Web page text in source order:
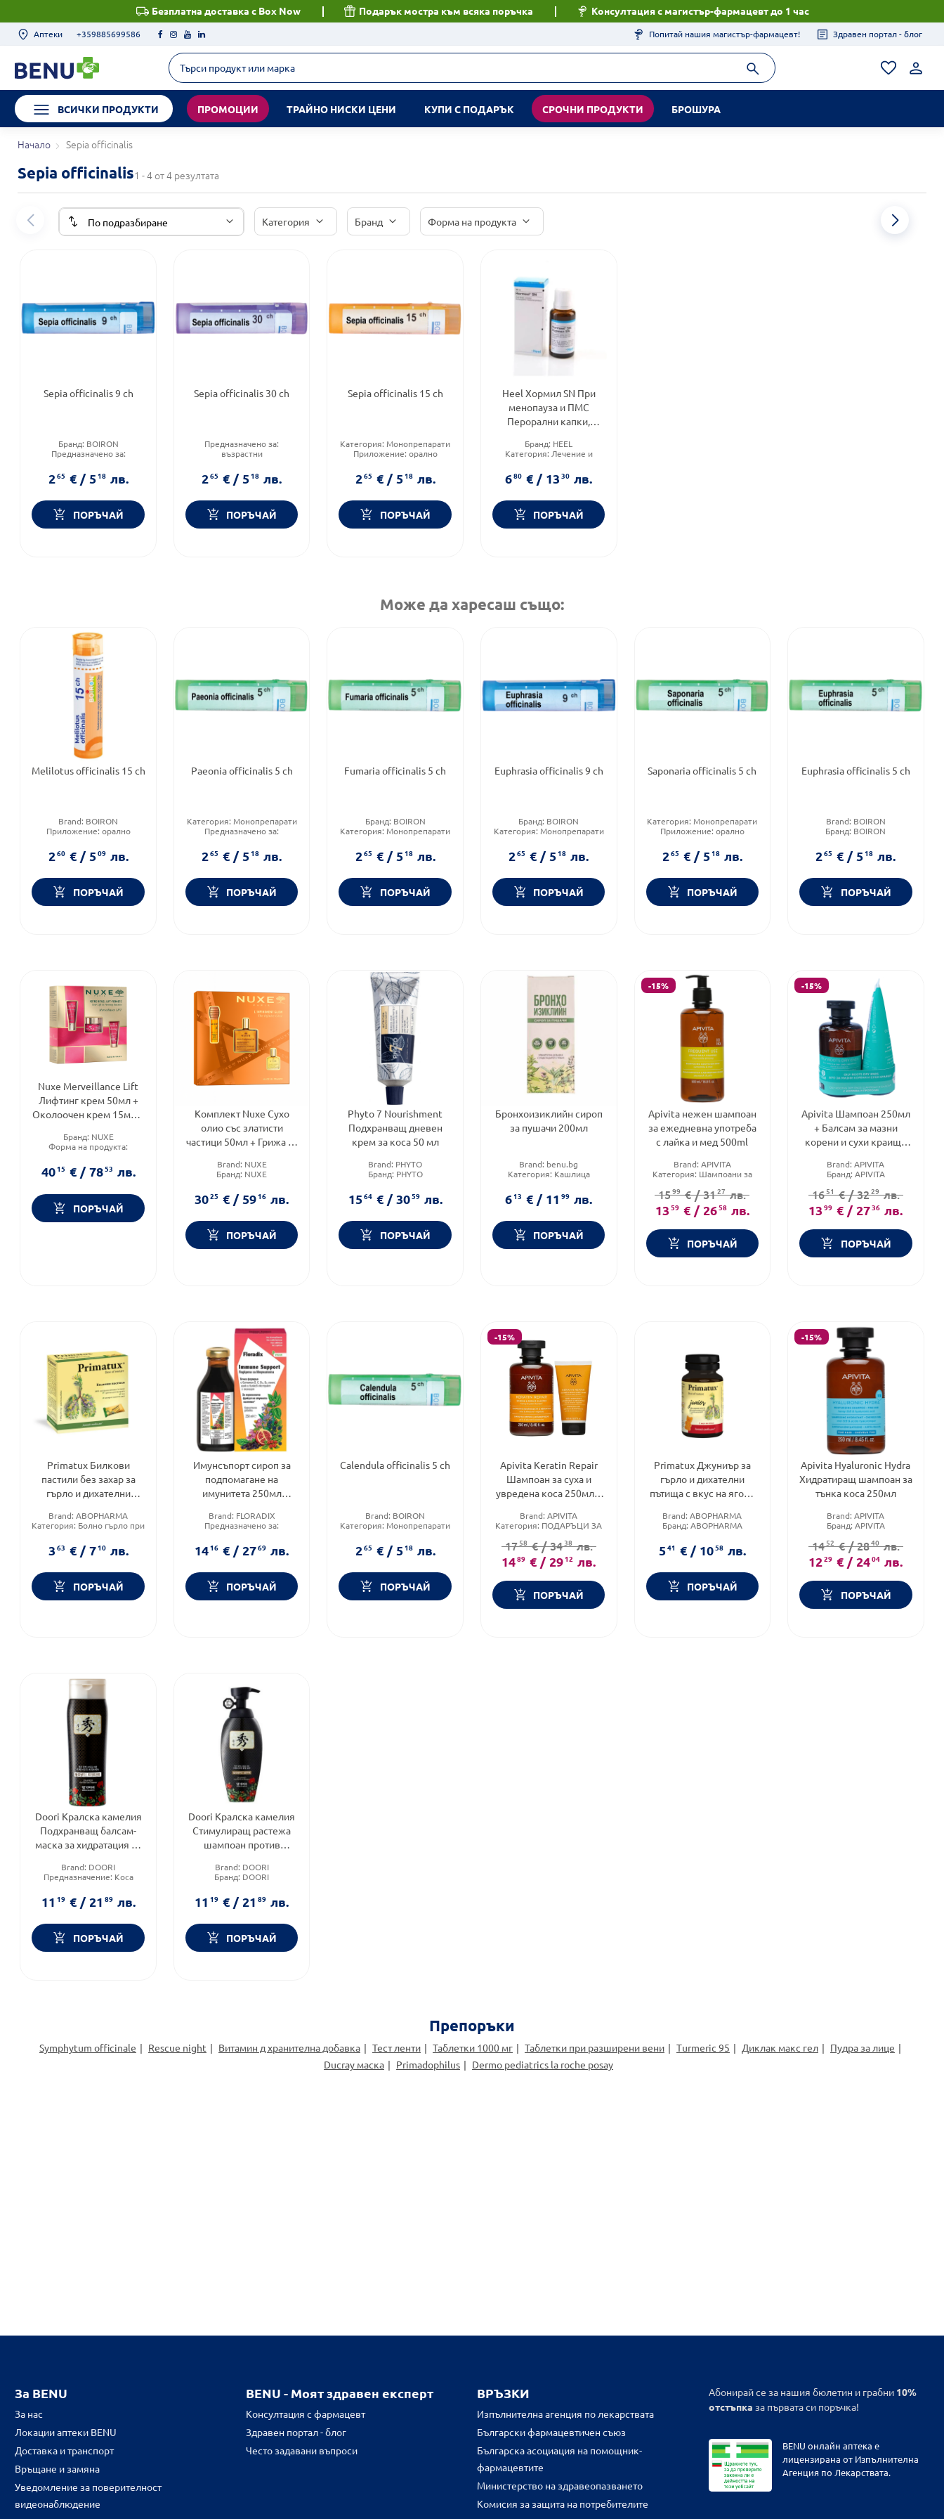
Безплатна доставка с Box Now Подарък мостра към всяка поръчка Консултация с магистър-фармацевт до 1 час
Аптеки +359885699586 Попитай нашия магистър-фармацевт! Здравен портал - блог
ВСИЧКИ ПРОДУКТИ ПРОМОЦИИ ТРАЙНО НИСКИ ЦЕНИ КУПИ С ПОДАРЪК СРОЧНИ ПРОДУКТИ БРОШУРА
Начало Sepia officinalis
Sepia officinalis1 - 4 от 4 резултата
Категория Бранд Форма на продукта
Sepia officinalis 9 ch
Бранд: BOIRON
Предназначено за:
Приложение:орално
265 € / 518 лв.
ПОРЪЧАЙ
Sepia officinalis 30 ch
Предназначено за:
възрастни
Форма на продукта:
265 € / 518 лв.
ПОРЪЧАЙ
Sepia officinalis 15 ch
Категория: Монопрепарати
Приложение: орално
265 € / 518 лв.
ПОРЪЧАЙ
Heel Хормил SN При
менопауза и ПМС
Перорални капки,
Бранд: HEEL
Категория: Лечение и
Форма на продукта:
680 € / 1330 лв.
ПОРЪЧАЙ
Може да харесаш също:
Melilotus officinalis 15 ch
Brand: BOIRON
Приложение: орално
MELILOTUS OFFICINALIS
260 € / 509 лв.
ПОРЪЧАЙ
Paeonia officinalis 5 ch
Категория: Монопрепарати
Предназначено за:
Приложение:орално
265 € / 518 лв.
ПОРЪЧАЙ
Fumaria officinalis 5 ch
Бранд: BOIRON
Категория: Монопрепарати
265 € / 518 лв.
ПОРЪЧАЙ
Euphrasia officinalis 9 ch
Бранд: BOIRON
Категория: Монопрепарати
265 € / 518 лв.
ПОРЪЧАЙ
Saponaria officinalis 5 ch
Категория: Монопрепарати
Приложение: орално
265 € / 518 лв.
ПОРЪЧАЙ
Euphrasia officinalis 5 ch
Brand: BOIRON
Бранд: BOIRON
265 € / 518 лв.
ПОРЪЧАЙ
Nuxe Merveillance Lift
Лифтинг крем 50мл +
Околоочен крем 15мл +
Бранд: NUXE
Форма на продукта:
Функционалност:Антиейдж
4015 € / 7853 лв.
ПОРЪЧАЙ
Комплект Nuxe Сухо
олио със златисти
частици 50мл + Грижа за
10мл
Brand: NUXE
Бранд: NUXE
комплект
3025 € / 5916 лв.
ПОРЪЧАЙ
Phyto 7 Nourishment
Подхранващ дневен
крем за коса 50 мл
Brand: PHYTO
Бранд: PHYTO
козметика
1564 € / 3059 лв.
ПОРЪЧАЙ
Бронхоизиклийн сироп
за пушачи 200мл
Brand: benu.bg
Категория: Кашлица
кашлица
613 € / 1199 лв.
ПОРЪЧАЙ
-15%
Apivita нежен шампоан
за ежедневна употреба
с лайка и мед 500ml
Brand: APIVITA
Категория: Шампоани за
Форма на продукта:
шампоан
1599 € / 3127 лв.
1359 € / 2658 лв.
ПОРЪЧАЙ
-15%
Apivita Шампоан 250мл
+ Балсам за мазни
корени и сухи краища
Brand:APIVITA
Бранд: APIVITA
8-МИ МАРТ
1651 € / 3229лв.
1399 € / 2736 лв.
ПОРЪЧАЙ
Primatux Билкови
пастили без захар за
гърло и дихателни
Brand:ABOPHARMA
Категория: Болно гърло при
Форма на продукта:
363 € / 710 лв.
ПОРЪЧАЙ
Имунсъпорт сироп за
подпомагане на
имунитета 250мл
Brand: FLORADIX
Предназначено за:
Приложение:орално
1416 € / 2769 лв.
ПОРЪЧАЙ
Calendula officinalis 5 ch
Brand: BOIRON
Категория: Монопрепарати
265 € / 518 лв.
ПОРЪЧАЙ
-15%
Apivita Keratin Repair
Шампоан за суха и
увредена коса 250мл +
коса 150мл
Brand:APIVITA
Категория: ПОДАРЪЦИ ЗА
Тип коса:Суха и изтощена
коса
1758€ / 3438лв.
1489 € / 2912 лв.
ПОРЪЧАЙ
Primatux Джуниър за
гърло и дихателни
пътища с вкус на ягода
Brand:ABOPHARMA
Бранд: ABOPHARMA
деца
541 € / 1058 лв.
ПОРЪЧАЙ
-15%
Apivita Hyaluronic Hydra
Хидратиращ шампоан за
тънка коса 250мл
Brand:APIVITA
Бранд: APIVITA
шампоан
1452€ / 2840лв.
1229 € / 2404 лв.
ПОРЪЧАЙ
Doori Кралска камелия
Подхранващ балсам-
маска за хидратация на
Brand: DOORI
Предназначение: Коса
1119 € / 2189 лв.
ПОРЪЧАЙ
Doori Кралска камелия
Стимулиращ растежа
шампоан против
Brand: DOORI
Бранд: DOORI
1119 € / 2189 лв.
ПОРЪЧАЙ
Препоръки
Symphytum officinale Rescue night Витамин д хранителна добавка Тест ленти Таблетки 1000 мг Таблетки при разширени вени Turmeric 95 Диклак макс гел
Пудра за лице
Ducray маска
Primadophilus Dermo pediatrics la roche posay
За BENU
За нас
Локации аптеки BENU
Доставка и транспорт
Връщане и замяна
Уведомление за поверителност
видеонаблюдение
BENU - Моят здравен експерт
Консултация с фармацевт
Здравен портал - блог
Често задавани въпроси
ВРЪЗКИ
Изпълнителна агенция по лекарствата
Български фармацевтичен съюз
Българска асоциация на помощник-
фармацевтите
Министерство на здравеопазването
Комисия за защита на потребителите
Абонирай се за нашия бюлетин и грабни 10%
отстъпка за първата си поръчка!
BENU онлайн аптека е
лицензирана от Изпълнителна
Агенция по Лекарствата.